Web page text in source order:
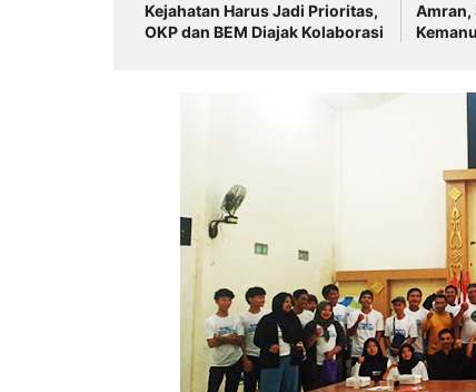
Kejahatan Harus Jadi Prioritas,
OKP dan BEM Diajak Kolaborasi
Amran,